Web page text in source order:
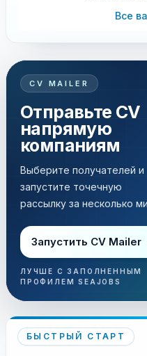
Все
CV MAILER
Отправьте CV
напрямую
компаниям
Выберите получателей и
запустите точечную
рассылку за несколько
Запустить CV Mailer
ЛУЧШЕ С ЗАПОЛНЕННЫМ
ПРОФИЛЕМ SEAJOBS
БЫСТРЫЙ СТАРТ